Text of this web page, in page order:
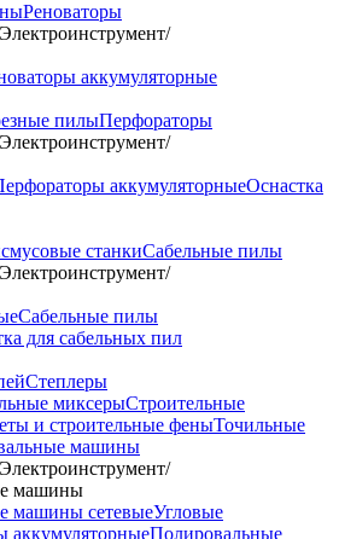
Реноваторы
Электроинструмент/
аккумуляторные
пилыПерфораторы
Электроинструмент/
аккумуляторныеОснастка
станкиСабельные пилы
Электроинструмент/
Сабельные пилы
для сабельных пил
Степлеры
миксерыСтроительные
и строительные феныТочильные
машины
Электроинструмент/
машины
машины сетевыеУгловые
Полировальные